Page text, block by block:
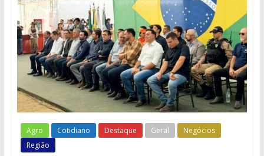
Agro Cotidiano Destaque Geral
Negócios
Região